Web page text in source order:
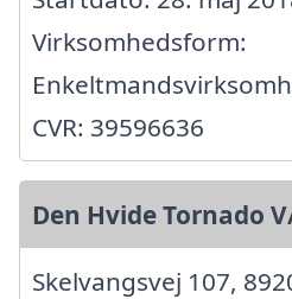
Virksomhedsform:
CVR: 39596636
Den Hvide Tornado
Skelvangsvej 107,